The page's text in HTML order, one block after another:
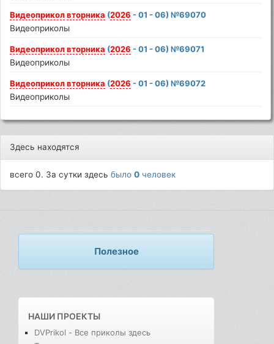
Видеоприкол вторника (2026 - 01 - 06) №69070
Видеоприколы
Видеоприкол вторника (2026 - 01 - 06) №69071
Видеоприколы
Видеоприкол вторника (2026 - 01 - 06) №69072
Видеоприколы
Здесь находятся
всего 0. За сутки здесьбыло0 человек
Полезное
НАШИ ПРОЕКТЫ
DVPrikol - Все приколы здесь